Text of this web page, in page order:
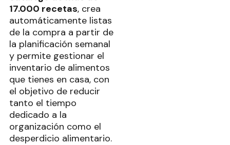
17.000 recetas, crea
automáticamente listas
de la compra a partir de
la planificación semanal
y permite gestionar el
inventario de alimentos
que tienes en casa, con
el objetivo de reducir
tanto el tiempo
dedicado a la
organización como el
desperdicio alimentario.